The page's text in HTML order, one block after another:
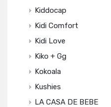
Kiddocap
Kidi Comfort
Kidi Love
Kiko + Gg
Kokoala
Kushies
LA CASA DE BEBE